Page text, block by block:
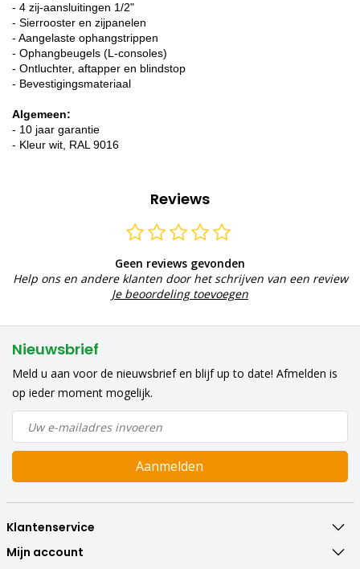
- 4 zij-aansluitingen 1/2"
- Sierrooster en zijpanelen
- Aangelaste ophangstrippen
- Ophangbeugels (L-consoles)
- Ontluchter, aftapper en blindstop
- Bevestigingsmateriaal
Algemeen:
- 10 jaar garantie
- Kleur wit, RAL 9016
Reviews
Geen reviews gevonden
Help ons en andere klanten door het schrijven van een review
Je beoordeling toevoegen
Nieuwsbrief
Meld u aan voor de nieuwsbrief en blijf up to date! Afmelden is
op ieder moment mogelijk.
Aanmelden
Klantenservice
Mijn account